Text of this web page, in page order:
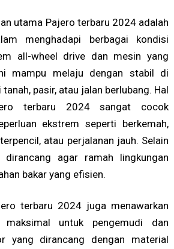
utama Pajero terbaru 2024 adalah
menghadapi berbagai kondisi
all-wheel drive dan mesin yang
mampu melaju dengan stabil di
pasir, atau jalan berlubang. Hal
terbaru 2024 sangat cocok
ekstrem seperti berkemah,
atau perjalanan jauh. Selain
agar ramah lingkungan
bakar yang efisien.
terbaru 2024 juga menawarkan
maksimal untuk pengemudi dan
yang dirancang dengan material